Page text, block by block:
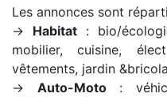
Les annonces sont
→ Habitat : bio/
mobilier, cuisine,
vêtements, jardin
→ Auto-Moto :